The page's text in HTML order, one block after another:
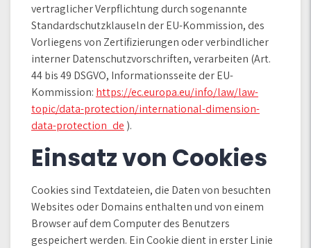
vertraglicher Verpflichtung durch sogenannte
Standardschutzklauseln der EU-Kommission, des
Vorliegens von Zertifizierungen oder verbindlicher
interner Datenschutzvorschriften, verarbeiten (Art.
44 bis 49 DSGVO, Informationsseite der EU-
Kommission: https://ec.europa.eu/info/law/law-
topic/data-protection/international-dimension-
data-protection_de ).
Einsatz von Cookies
Cookies sind Textdateien, die Daten von besuchten
Websites oder Domains enthalten und von einem
Browser auf dem Computer des Benutzers
gespeichert werden. Ein Cookie dient in erster Linie